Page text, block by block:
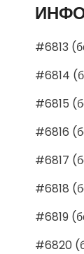
#6813
#6814
#6815
#6816
#6817
#6818
#6819
#6820